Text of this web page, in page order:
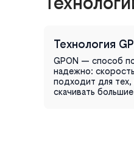
Технология
GPON — способ
надежно:
подходит для
скачивать